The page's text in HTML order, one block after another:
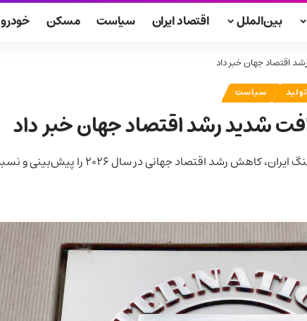
بین‌الملل اقتصاد ایران سیاست مسکن خودرو
اقتصاد جهان خبر داد
تولید سیاست
شدید رشد اقتصاد جهان خبر داد
سال ۲۰۲۶ را پیش‌بینی و نسبت به تشدید تنش‌ها در خاورمیانه هشدار داد.